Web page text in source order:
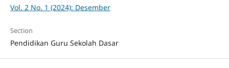
Vol. 2 No. 1 (2024): Desember
Section
Pendidikan Guru Sekolah Dasar